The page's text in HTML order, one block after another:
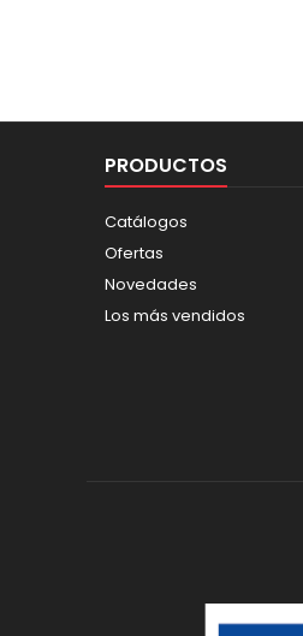
PRODUCTOS
Catálogos
Ofertas
Novedades
Los más vendidos